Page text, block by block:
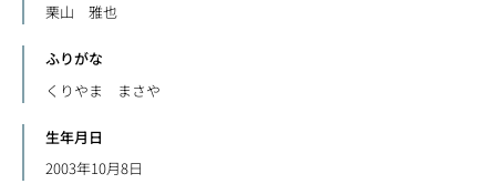
栗山 雅也
ふりがな
くりやま まさや
生年月日
2003年10月8日